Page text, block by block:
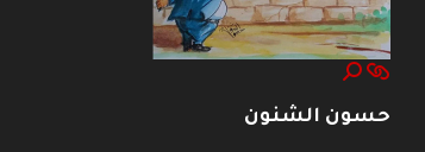
حسون الشنون